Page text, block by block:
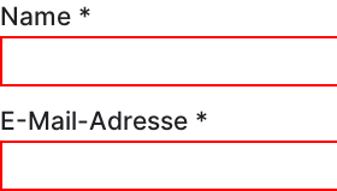
Name *
E-Mail-Adresse *